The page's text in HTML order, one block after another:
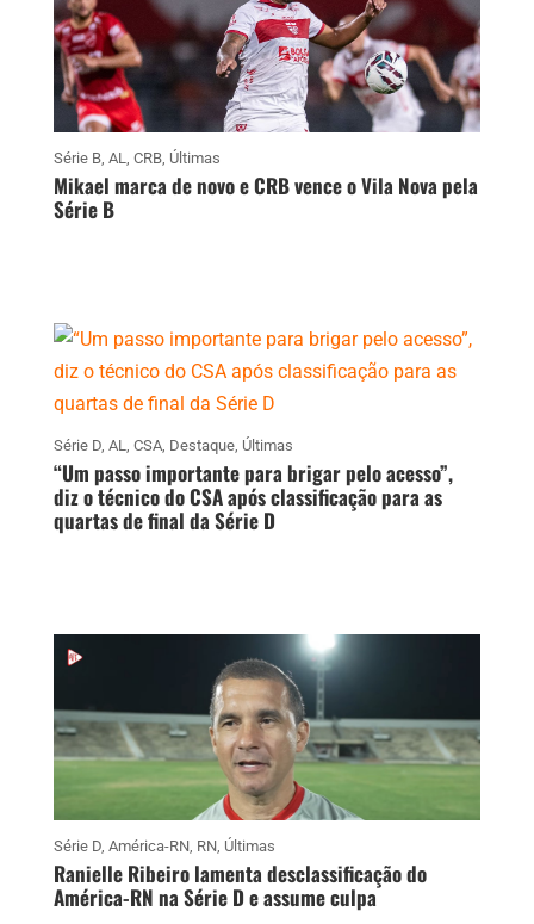
Série B, AL, CRB, Últimas
Mikael marca de novo e CRB vence o Vila Nova pela
Série B
Série D, AL, CSA, Destaque, Últimas
“Um passo importante para brigar pelo acesso”,
diz o técnico do CSA após classificação para as
quartas de final da Série D
Série D, América-RN, RN, Últimas
Ranielle Ribeiro lamenta desclassificação do
América-RN na Série D e assume culpa